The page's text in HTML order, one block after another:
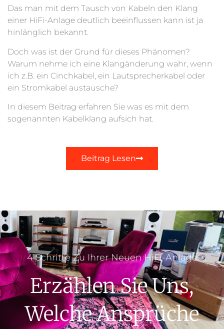
Das man mit dem Tausch von Kabeln den Klang
einer HiFi-Anlage deutlich beeinflussen kann ist ja
hinlänglich bekannt.
Doch was ist der Grund für dieses Phänomen?
Warum nehme ich eine Klangänderung wahr, wenn
ich z.B. ein Cinchkabel, ein Lautsprecherkabel oder
ein Stromkabel austausche?
In diesem Beitrag erfahren Sie was es mit dem
sogenannten Kabelklang aufsich hat.
Beitrag Lesen
4 Schritte Zu Ihrer Neuen HiFi-Anlage
Erzählen Sie Uns,
Welche Ansprüche